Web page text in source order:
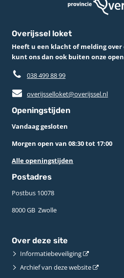
Overijssel loket
Heeft u een klacht of melding over
kunt ons dan ook buiten onze
038 499 88 99
overijsselloket@overijssel.nl
Openingstijden
Vandaag gesloten
Morgen open van 08:30 tot 17:00
Alle openingstijden
Postadres
Postbus 10078 ­
8000 GB ­ Zwolle
Over deze site
Informatiebeveiliging
Archief van deze website